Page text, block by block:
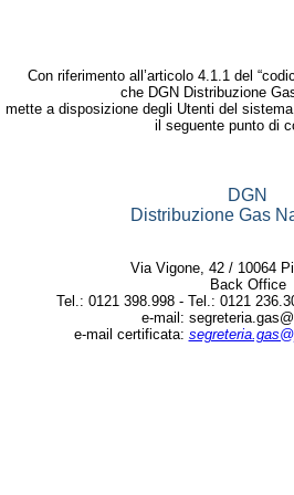
Con riferimento all’articolo 4.1.1 del
che DGN Distribuzione
mette a disposizione degli Utenti del
il seguente punto di
DGN
Distribuzione Gas
Via Vigone, 42 / 10064
Back Office
Tel.: 0121 398.998 - Tel.: 0121
e-mail:
e-mail certificata: